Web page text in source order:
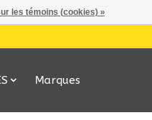
Marques
les témoins (cookies) »